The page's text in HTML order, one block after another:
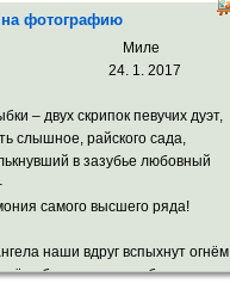
на фотографию
1. 2017
– двух скрипок певучих дуэт,
слышное, райского сада,
в зазубье любовный
самого высшего ряда!
наши вдруг вспыхнут огнём
бестелом, подобно комете.
много лет на рассвете земном